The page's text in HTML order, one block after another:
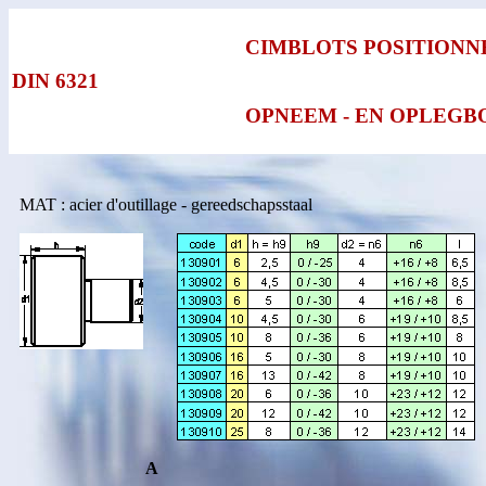
DIN 6321
CIMBLOTS
OPNEEM - EN
MAT : acier d'outillage - gereedschapsstaal
A